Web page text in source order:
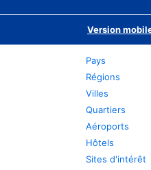
Version
Pays
Régions
Villes
Quartiers
Aéroports
Hôtels
Sites d'intérêt